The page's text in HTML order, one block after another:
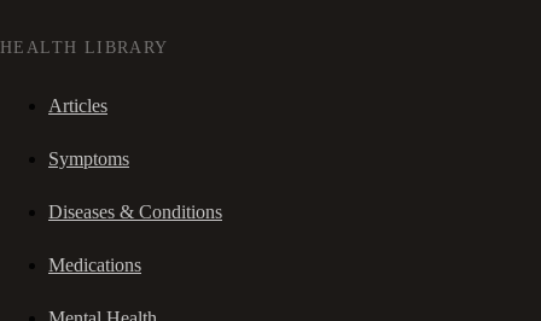
HEALTH LIBRARY
Articles
Symptoms
Diseases & Conditions
Medications